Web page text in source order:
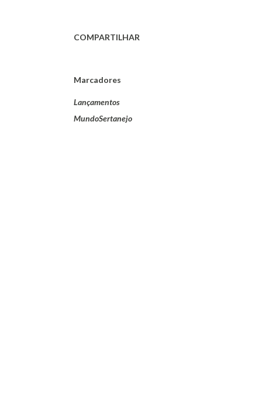
COMPARTILHAR
Marcadores
Lançamentos
MundoSertanejo